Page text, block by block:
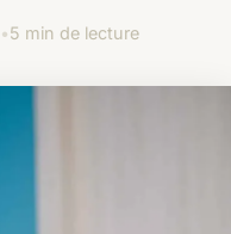
•5 min de lecture